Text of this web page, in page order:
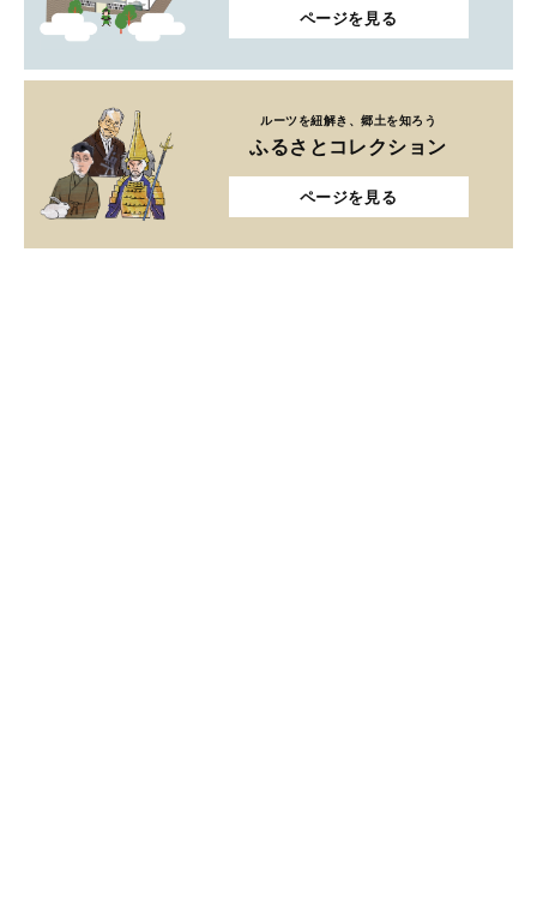
ページを見る
ルーツを紐解き、郷土を知ろう
ふるさとコレクション
ページを見る